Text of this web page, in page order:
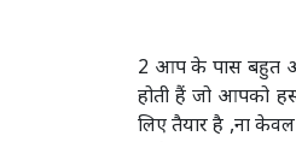
2 आप के पास बहुत
होती हैं जो आपको
लिए तैयार है ,ना